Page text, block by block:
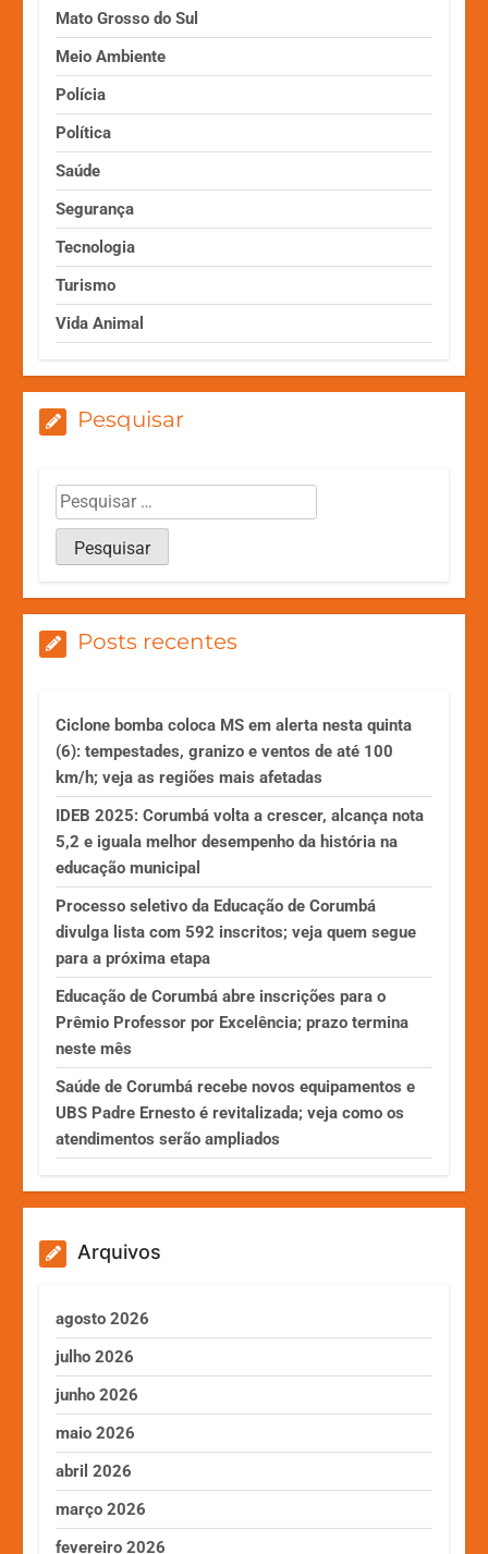
Mato Grosso do Sul
Meio Ambiente
Polícia
Política
Saúde
Segurança
Tecnologia
Turismo
Vida Animal
Pesquisar
Posts recentes
Ciclone bomba coloca MS em alerta nesta quinta
(6): tempestades, granizo e ventos de até 100
km/h; veja as regiões mais afetadas
IDEB 2025: Corumbá volta a crescer, alcança nota
5,2 e iguala melhor desempenho da história na
educação municipal
Processo seletivo da Educação de Corumbá
divulga lista com 592 inscritos; veja quem segue
para a próxima etapa
Educação de Corumbá abre inscrições para o
Prêmio Professor por Excelência; prazo termina
neste mês
Saúde de Corumbá recebe novos equipamentos e
UBS Padre Ernesto é revitalizada; veja como os
atendimentos serão ampliados
Arquivos
agosto 2026
julho 2026
junho 2026
maio 2026
abril 2026
março 2026
fevereiro 2026